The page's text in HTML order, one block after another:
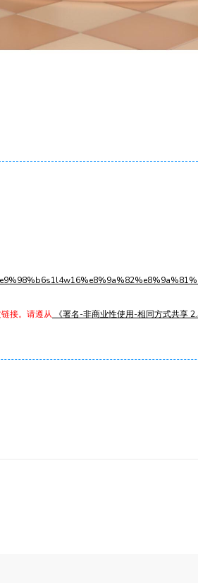
接。请遵从 《署名-非商业性使用-相同方式共享